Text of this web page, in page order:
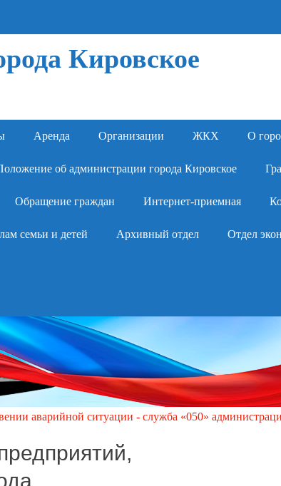
Кировское
Аренда Организации ЖКХ О
об администрации города Кировское
Обращение граждан Интернет-приемная
семьи и детей Архивный отдел Отдел
ситуации - служба «050» администрации города